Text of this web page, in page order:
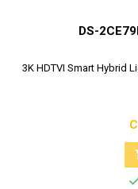
DS-
3K HDTVI Smart Hybrid